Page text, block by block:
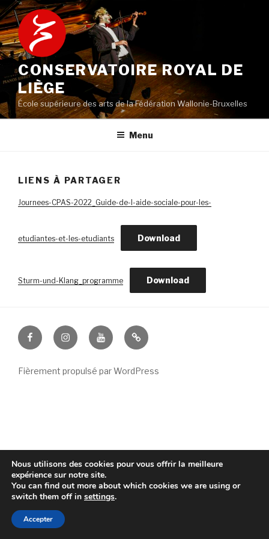
Aller
au
contenu
principal
CONSERVATOIRE ROYAL DE
LIÈGE
École supérieure des arts de la Fédération Wallonie-Bruxelles
Menu
LIENS À PARTAGER
Journees-CPAS-2022_Guide-de-l-aide-sociale-pour-les-
etudiantes-et-les-etudiants Download
Sturm-und-Klang_programme Download
FacebookInstagramYouTube
Fièrement propulsé par WordPress
Nous utilisons des cookies pour vous offrir la meilleure
expérience sur notre site.
You can find out more about which cookies we are using or
switch them off in settings.
Accepter